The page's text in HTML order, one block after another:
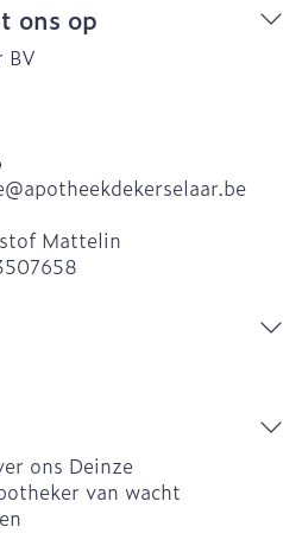
ons op
BV
apotheekdekerselaar.be
Mattelin
ons Deinze
van wacht